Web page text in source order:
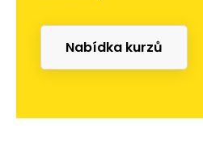
Nabídka kurzů